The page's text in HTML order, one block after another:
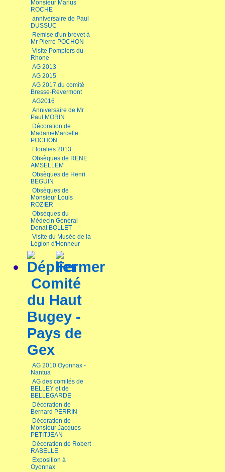
Monsieur Marius
ROCHE
anniversaire de Paul
DUSSUC
Remise d'un brevet à
Mr Pierre POCHON
Visite Pompiers du
Rhone
AG 2013
AG 2015
AG 2017 du comité
Bresse-Revermont
AG2016
Anniversaire de Mr
Paul MORIN
Décoration de
MadameMarcelle
POCHON
Floralies 2013
Obsèques de RENE
AMSELLEM
Obsèques de Henri
BEGUIN
Obsèques de
Monsieur Louis
ROZIER
Obsèques du
Médecin Général
Donat BOLLET
Visite du Musée de la
Légion d'Honneur
Comité
du Haut
Bugey -
Pays de
Gex
AG 2010 Oyonnax -
Nantua
AG des comités de
BELLEY et de
BELLEGARDE
Décoration de
Bernard PERRIN
Décoration de
Monsieur Jacques
PETITJEAN
Décoration de Robert
RABELLE
Exposition à
Oyonnax